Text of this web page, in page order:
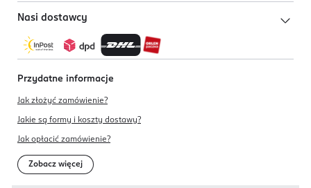
Nasi dostawcy
Przydatne informacje
Jak złożyć zamówienie?
Jakie są formy i koszty dostawy?
Jak opłacić zamówienie?
Zobacz więcej